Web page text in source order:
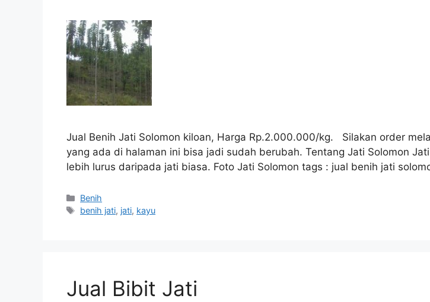
Jual Benih Jati Solomon kiloan, Harga Rp.2.000.000/kg. Silakan order
yang ada di halaman ini bisa jadi sudah berubah. Tentang Jati Solomon
lebih lurus daripada jati biasa. Foto Jati Solomon tags : jual benih jati
Kategori
Benih
Tag
benih jati, jati, kayu
Jual Bibit Jati